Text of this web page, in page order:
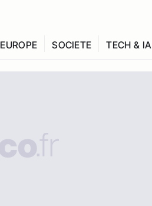
EUROPE SOCIETE TECH & IA